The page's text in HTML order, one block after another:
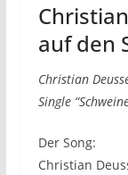
auf den
Christian
Single
Der Song:
Christian